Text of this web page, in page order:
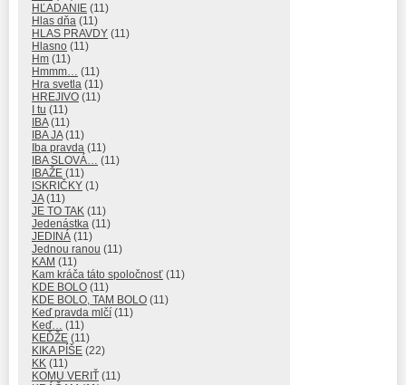
HĽADANIE (11)
Hlas dňa (11)
HLAS PRAVDY (11)
Hlasno (11)
Hm (11)
Hmmm… (11)
Hra svetla (11)
HREJIVO (11)
I tu (11)
IBA(11)
IBA JA(11)
Iba pravda (11)
IBA SLOVÁ… (11)
IBAŽE (11)
ISKRIČKY (1)
JA(11)
JE TO TAK (11)
Jedenástka (11)
JEDINÁ (11)
Jednou ranou (11)
KAM (11)
Kam kráča táto spoločnosť (11)
KDE BOLO (11)
KDE BOLO, TAM BOLO (11)
Keď pravda mlčí (11)
Keď… (11)
KEĎŽE (11)
KIKA PÍŠE (22)
KK (11)
KOMU VERIŤ (11)